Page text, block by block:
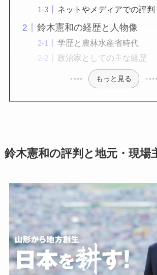
ネットやメディアでの評判
鈴木憲和の経歴と人物像
学歴と農林水産省時代
政治家としての主な経歴
もっと見る
鈴木憲和の評判と地元・現場